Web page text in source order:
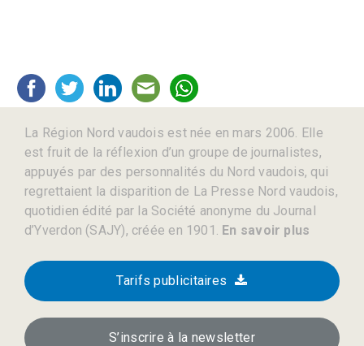
La Région Nord vaudois est née en mars 2006. Elle
est fruit de la réflexion d’un groupe de journalistes,
appuyés par des personnalités du Nord vaudois, qui
regrettaient la disparition de La Presse Nord vaudois,
quotidien édité par la Société anonyme du Journal
d’Yverdon (SAJY), créée en 1901. En savoir plus
Tarifs publicitaires
S’inscrire à la newsletter